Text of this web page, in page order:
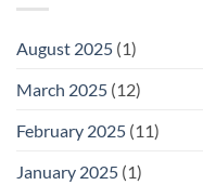
August 2025 (1)
March 2025 (12)
February 2025 (11)
January 2025 (1)